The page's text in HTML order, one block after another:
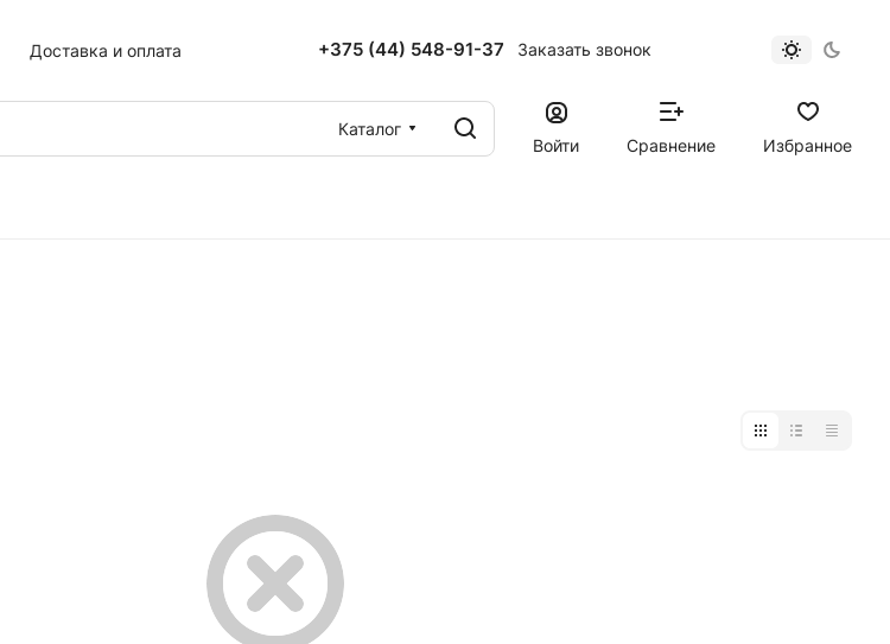
Доставка и оплата +375 (44) 548-91-37 Заказать звонок
Каталог
Войти
Сравнение Избранное